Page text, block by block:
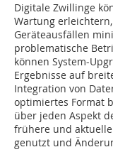
Digitale Zwillinge
Wartung
Geräteausfällen
problematische
können System-
Ergebnisse auf
Integration von
optimiertes Format
über jeden Aspekt
frühere und
genutzt und